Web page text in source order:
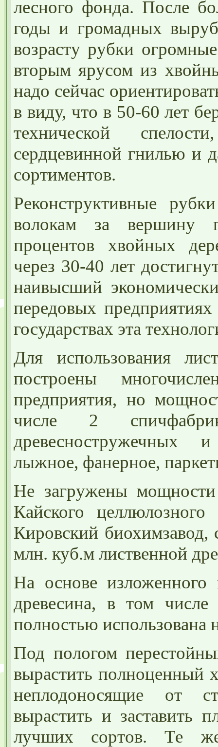
лесного фонда. После
годы и громадных
возрасту рубки
вторым ярусом из
надо сейчас
в виду, что в 50-60 лет
технической
сердцевинной гнилью и
сортиментов.
Реконструктивные
волокам за вершину
процентов хвойных
через 30-40 лет
наивысший
передовых
государствах эта
Для использования
построены
предприятия, но
числе 2
древесностружечных
лыжное, фанерное,
Не загружены мощности
Кайского
Кировский биохимзавод,
млн. куб.м лиственной
На основе изложенного
древесина, в том
полностью использована
Под пологом
вырастить полноценный
неплодоносящие от
вырастить и заставить
лучших сортов. Те же